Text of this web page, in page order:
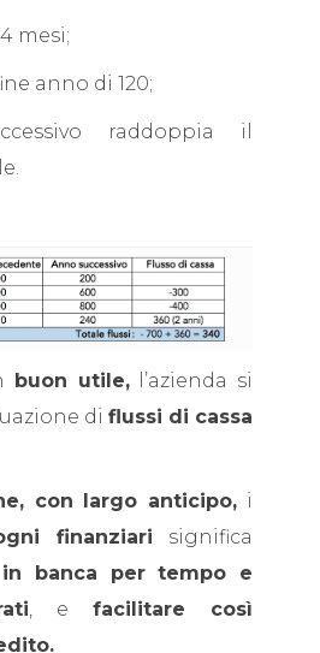
mesi;
anno di 120;
raddoppia il
buon utile,l’azienda si
di flussi di cassa
con largo anticipo, i
finanziari significa
in banca per tempo e
, e facilitare così